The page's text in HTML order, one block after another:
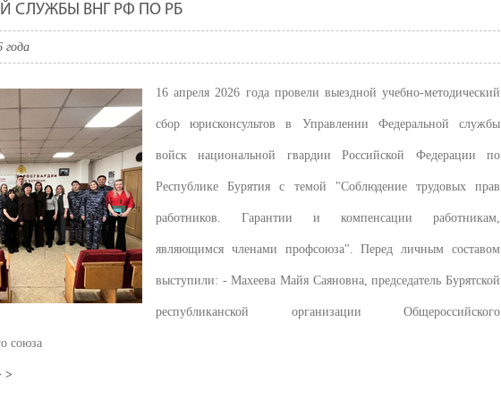
основателя Советского государства,
самой большой скульптурой
СЛУЖБЫ ВНГ РФ ПО РБ
года
16 апреля 2026 года провели выездной учебно-методический
сбор юрисконсультов в Управлении Федеральной службы
войск национальной гвардии Российской Федерации по
Республике Бурятия с темой "Соблюдение трудовых прав
работников. Гарантии и компенсации работникам,
являющимся членами профсоюза". Перед личным составом
выступили: - Махеева Майя Саяновна, председатель Бурятской
республиканской организации Общероссийского
союза
>